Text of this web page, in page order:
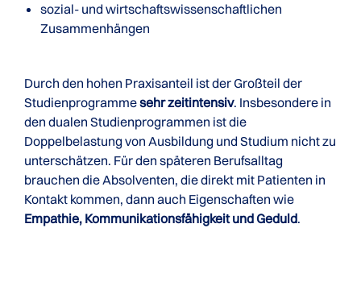
sozial- und wirtschaftswissenschaftlichen
Zusammenhängen
Durch den hohen Praxisanteil ist der Großteil der
Studienprogrammesehr zeitintensiv. Insbesondere in
den dualen Studienprogrammen ist die
Doppelbelastung von Ausbildung und Studium nicht zu
unterschätzen. Für den späteren Berufsalltag
brauchen die Absolventen, die direkt mit Patienten in
Kontakt kommen, dann auch Eigenschaften wie
Empathie, Kommunikationsfähigkeit und Geduld.